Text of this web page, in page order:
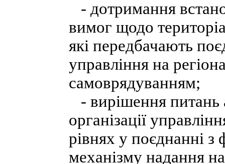
- дотримання
вимог щодо
які передбачають
управління на
самоврядуванням;
- вирішення питань
організації
рівнях у поєднанні
механізму надання